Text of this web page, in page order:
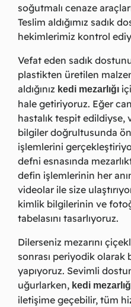
soğutmalı cenaze
Teslim aldığımız sadık
hekimlerimiz kontrol
Vefat eden sadık
plastikten üretilen
aldığınız kedi mezarlığı
hale getiriyoruz. Eğer
hastalık tespit edildiyse,
bilgiler doğrultusunda
işlemlerini
defni esnasında
defin işlemlerinin her
videolar ile size
kimlik bilgilerinin ve
tabelasını tasarlıyoruz.
Dilerseniz mezarını
sonrası periyodik olarak
yapıyoruz. Sevimli
uğurlarken, kedi
iletişime geçebilir, tüm